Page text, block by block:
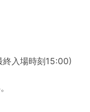
入場時刻15:00)